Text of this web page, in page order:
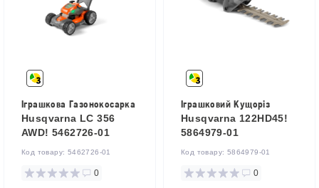
Іграшкова Газонокосарка
Husqvarna LC 356
AWD! 5462726-01
Код товару: 5462726-01
0
Іграшковий Кущоріз
Husqvarna 122HD45!
5864979-01
Код товару: 5864979-01
0